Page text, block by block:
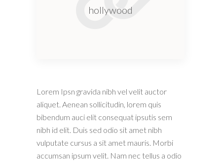
hollywood
Lorem Ipsn gravida nibh vel velit auctor
aliquet. Aenean sollicitudin, lorem quis
bibendum auci elit consequat ipsutis sem
nibh id elit. Duis sed odio sit amet nibh
vulputate cursus a sit amet mauris. Morbi
accumsan ipsum velit. Nam nec tellus a odio